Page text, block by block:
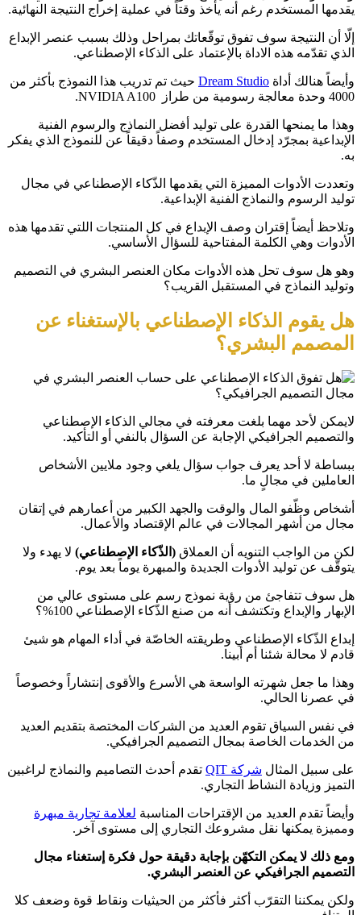
يقدمها المستخدم رغم أنه يأخذ وقتاً في عملية إخراج النتيجة النهائية.
إلّا أن النتيجة سوف تفوق توقّعاتك بمراحل وذلك بسبب عنصر الإبداع
الذي تقدّمه هذه الاداة بالإعتماد على الذكاء الإصطناعي.
وأيضاً هنالك أداة Dream Studio حيث تم تدريب هذا النموذج بأكثر من
4000 وحدة معالجة رسومية من طراز NVIDIA A100.
وهذا ما يمنحها القدرة على توليد أفضل النماذج والرسوم الفنية
الإبداعية بمجرّد إدخال المستخدم وصفاً دقيقاً عن للنموذج الذي يفكر
به.
وتعددت الأدوات المميزة التي يقدمها الذّكاء الإصطناعي في مجال
توليد الرسوم والنماذج الفنية الإبداعية.
وتلاحظ أيضاً إقتران وصف الإبداع في كل المنتجات اللتي تقدمها هذه
الأدوات وهي الكلمة المفتاحية للسؤال الأساسي.
وهو هل سوف تحل هذه الأدوات مكان العنصر البشري في التصميم
وتوليد النماذج في المستقبل القريب؟
هل يقوم الذكاء الإصطناعي بالإستغناء عن
المصمم البشري؟
لايمكن لأحد مهما بلغت معرفته في مجالي الذكاء الإصطناعي
والتصميم الجرافيكي الإجابة عن السؤال بالنفي أو التأكيد.
ببساطة لا أحد يعرف جواب سؤال يلغي وجود ملايين الأشخاص
العاملين في مجالٍ ما.
أشخاص وظّفو المال والوقت والجهد الكبير من أعمارهم في إتقان
مجال من أشهر المجالات في عالم الإقتصاد والأعمال.
لكن من الواجب التنويه أن العملاق (الذّكاء الإصطناعي) لا يهدء ولا
يتوقّف عن توليد الأدوات الجديدة والمبهرة يوماً بعد يوم.
هل سوف تتفاجئ من رؤية نموذج رسم على مستوى عالي من
الإبهار والإبداع وتكتشف أنه من صنع الذّكاء الإصطناعي 100%؟
إبداع الذّكاء الإصطناعي وطريقته الخاصّة في أداء المهام هو شيئ
قادم لا محالة شئنا أم أبينا.
وهذا ما جعل شهرته الواسعة هي الأسرع والأقوى إنتشاراً وخصوصاً
في عصرنا الحالي.
في نفس السياق تقوم العديد من الشركات المختصة بتقديم العديد
من الخدمات الخاصة بمجال التصميم الجرافيكي.
على سبيل المثال شركة QIT
تقدم أحدث التصاميم والنماذج لراغبين
التميز وزيادة النشاط التجاري.
وأيضاً تقدم العديد من الإقتراحات المناسبة لعلامة تجارية مبهرة
ومميزة يمكنها نقل مشروعك التجاري إلى مستوى آخر.
ومع ذلك لا يمكن التكهّن بإجابة دقيقة حول فكرة إستغناء مجال
التصميم الجرافيكي عن العنصر البشري.
ولكن يمكننا التقرّب أكثر فأكثر من الحيثيات ونقاط قوة وضعف كلا